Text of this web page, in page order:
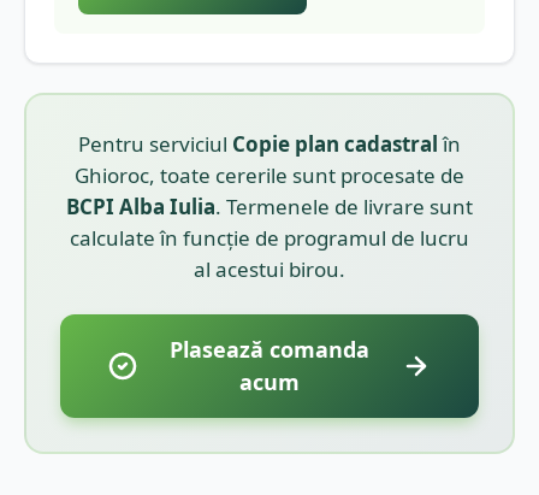
Pentru serviciul Copie plan cadastralîn
Ghioroc, toate cererile sunt procesate de
BCPI Alba Iulia. Termenele de livrare sunt
calculate în funcție de programul de lucru
al acestui birou.
Plasează comanda
acum